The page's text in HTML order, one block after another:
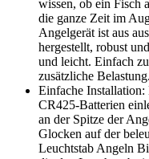
wissen, ob ein Fisch
die ganze Zeit im
Angelgerät ist aus
hergestellt, robust
und leicht. Einfach
zusätzliche Belastung.
Einfache
CR425-Batterien
an der Spitze der
Glocken auf der
Leuchtstab Angeln